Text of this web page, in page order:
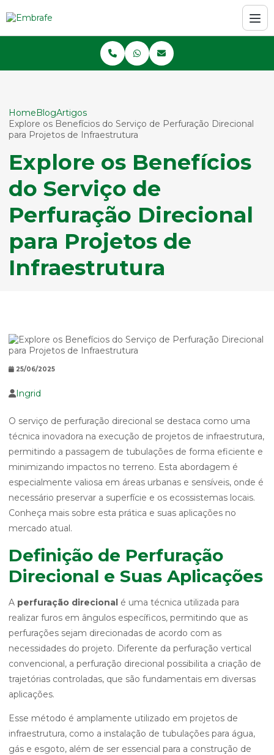
HomeBlogArtigos
Explore os Benefícios do Serviço de Perfuração Direcional
para Projetos de Infraestrutura
Explore os Benefícios
do Serviço de
Perfuração Direcional
para Projetos de
Infraestrutura
25/06/2025
Ingrid
O serviço de perfuração direcional se destaca como uma
técnica inovadora na execução de projetos de infraestrutura,
permitindo a passagem de tubulações de forma eficiente e
minimizando impactos no terreno. Esta abordagem é
especialmente valiosa em áreas urbanas e sensíveis, onde é
necessário preservar a superfície e os ecossistemas locais.
Conheça mais sobre esta prática e suas aplicações no
mercado atual.
Definição de Perfuração
Direcional e Suas Aplicações
A perfuração direcional é uma técnica utilizada para
realizar furos em ângulos específicos, permitindo que as
perfurações sejam direcionadas de acordo com as
necessidades do projeto. Diferente da perfuração vertical
convencional, a perfuração direcional possibilita a criação de
trajetórias controladas, que são fundamentais em diversas
aplicações.
Esse método é amplamente utilizado em projetos de
infraestrutura, como a instalação de tubulações para água,
gás e esgoto, além de ser essencial para a construção de